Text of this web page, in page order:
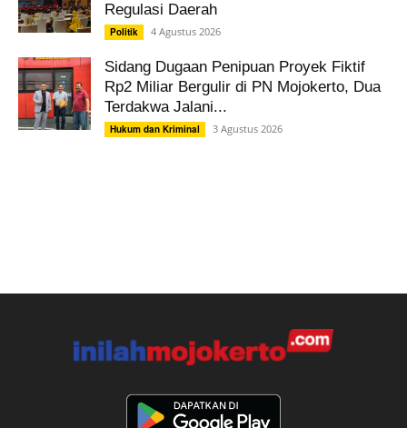
Regulasi Daerah
Politik 4 Agustus 2026
Sidang Dugaan Penipuan Proyek Fiktif
Rp2 Miliar Bergulir di PN Mojokerto, Dua
Terdakwa Jalani...
Hukum dan Kriminal 3 Agustus 2026